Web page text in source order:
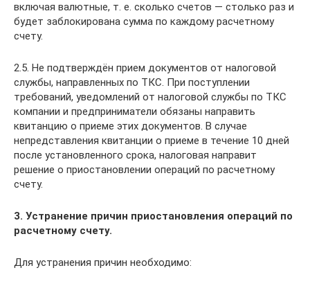
включая валютные, т. е. сколько счетов — столько раз и
будет заблокирована сумма по каждому расчетному
счету.
2.5. Не подтверждён прием документов от налоговой
службы, направленных по ТКС. При поступлении
требований, уведомлений от налоговой службы по ТКС
компании и предприниматели обязаны направить
квитанцию о приеме этих документов. В случае
непредставления квитанции о приеме в течение 10 дней
после установленного срока, налоговая направит
решение о приостановлении операций по расчетному
счету.
3. Устранение причин приостановления операций по
расчетному счету.
Для устранения причин необходимо: